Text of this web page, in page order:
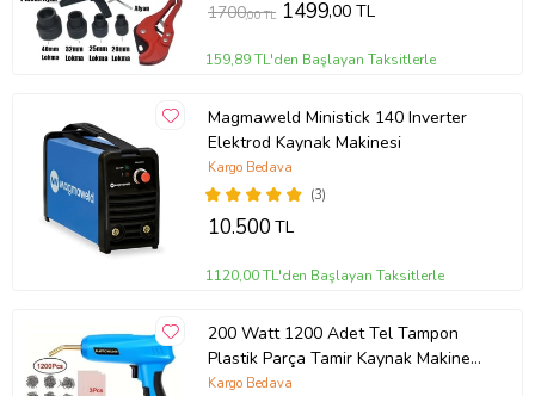
1700,00 TL 1499,00 TL
159,89 TL'den Başlayan Taksitlerle
Magmaweld Ministick 140 Inverter
Elektrod Kaynak Makinesi
(3)
Kargo Bedava
10.500TL
1120,00 TL'den Başlayan Taksitlerle
200 Watt 1200 Adet Tel Tampon
Plastik Parça Tamir Kaynak Makinesi
(Mavi)
Kargo Bedava